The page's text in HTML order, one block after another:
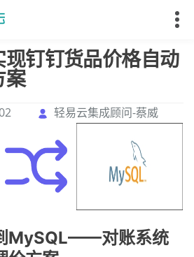
钉钉货品价格自动
案
轻易云集成顾问-蔡威
MySQL——对账系统